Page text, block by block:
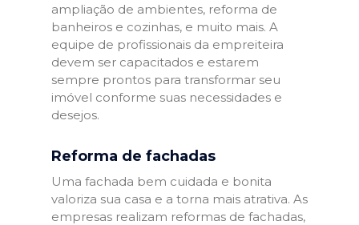
ampliação de ambientes, reforma de
banheiros e cozinhas, e muito mais. A
equipe de profissionais da empreiteira
devem ser capacitados e estarem
sempre prontos para transformar seu
imóvel conforme suas necessidades e
desejos.
Reforma de fachadas
Uma fachada bem cuidada e bonita
valoriza sua casa e a torna mais atrativa. As
empresas realizam reformas de fachadas,